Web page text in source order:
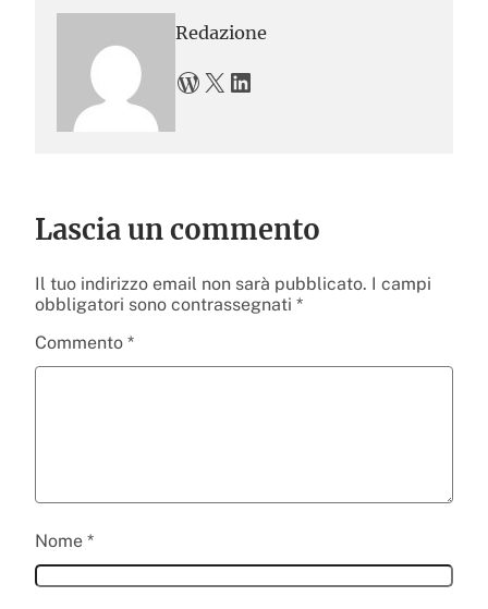
Redazione
WordPress X LinkedIn
Lascia un commento
Il tuo indirizzo email non sarà pubblicato. I campi
obbligatori sono contrassegnati *
Commento *
Nome *